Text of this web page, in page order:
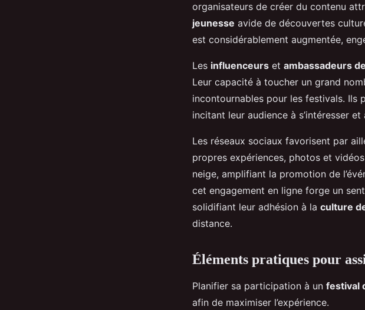
organisateurs de créer du contenu
jeunesse avide de découvertes
est considérablement augmentée,
Les influenceurs et ambassadeurs
Leur capacité à toucher un grand
incontournables pour les festivals. Ils
incitant leur audience à s’intéresser
Les réseaux sociaux favorisent par
propres expériences, photos et
neige, amplifiant la promotion de
cet engagement en ligne forge un
solidifiant leur adhésion à la culture
distance.
Éléments pratiques pour
Planifier sa participation à un festival
afin de maximiser l’expérience.